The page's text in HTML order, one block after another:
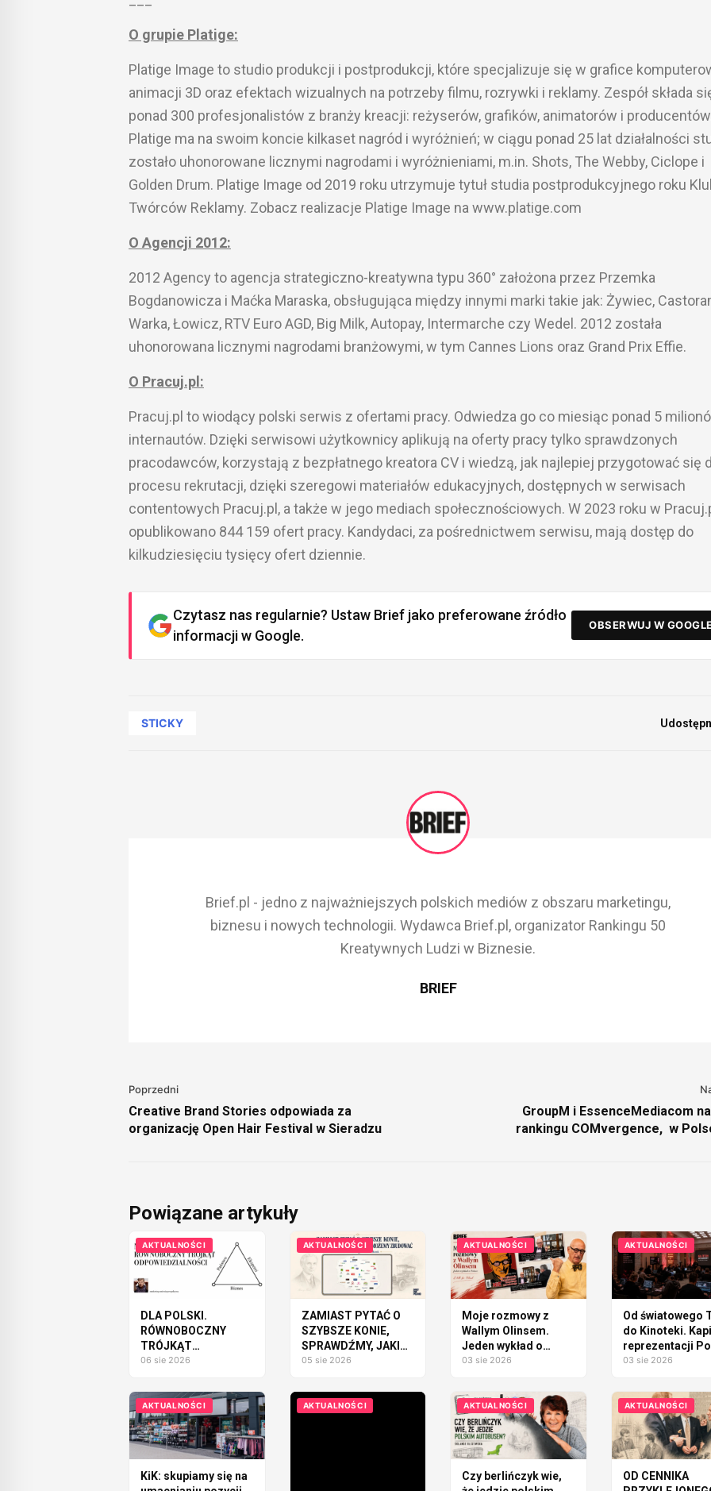
O grupie Platige:
Platige Image to studio produkcji i postprodukcji, które specjalizuje się w grafice
animacji 3D oraz efektach wizualnych na potrzeby filmu, rozrywki i reklamy. Zespół składa
ponad 300 profesjonalistów z branży kreacji: reżyserów, grafików, animatorów i
Platige ma na swoim koncie kilkaset nagród i wyróżnień; w ciągu ponad 25 lat działalności
zostało uhonorowane licznymi nagrodami i wyróżnieniami, m.in. Shots, The Webby, Ciclope i
Golden Drum. Platige Image od 2019 roku utrzymuje tytuł studia postprodukcyjnego roku
Twórców Reklamy. Zobacz realizacje Platige Image na www.platige.com
O Agencji 2012:
2012 Agency to agencja strategiczno-kreatywna typu 360° założona przez Przemka
Bogdanowicza i Maćka Maraska, obsługująca między innymi marki takie jak: Żywiec,
Warka, Łowicz, RTV Euro AGD, Big Milk, Autopay, Intermarche czy Wedel. 2012 została
uhonorowana licznymi nagrodami branżowymi, w tym Cannes Lions oraz Grand Prix Effie.
O Pracuj.pl:
Pracuj.pl to wiodący polski serwis z ofertami pracy. Odwiedza go co miesiąc ponad 5
internautów. Dzięki serwisowi użytkownicy aplikują na oferty pracy tylko sprawdzonych
pracodawców, korzystają z bezpłatnego kreatora CV i wiedzą, jak najlepiej przygotować się
procesu rekrutacji, dzięki szeregowi materiałów edukacyjnych, dostępnych w serwisach
contentowych Pracuj.pl, a także w jego mediach społecznościowych. W 2023 roku w
opublikowano 844 159 ofert pracy. Kandydaci, za pośrednictwem serwisu, mają dostęp do
kilkudziesięciu tysięcy ofert dziennie.
Czytasz nas regularnie? Ustaw Brief jako preferowane źródło
informacji w Google.
OBSERWUJ W
STICKY
Brief.pl - jedno z najważniejszych polskich mediów z obszaru marketingu,
biznesu i nowych technologii. Wydawca Brief.pl, organizator Rankingu 50
Kreatywnych Ludzi w Biznesie.
BRIEF
Poprzedni
Creative Brand Stories odpowiada za
organizację Open Hair Festival w Sieradzu
GroupM i EssenceMediacom
rankingu COMvergence, w
Powiązane artykuły
AKTUALNOŚCI
DLA POLSKI.
RÓWNOBOCZNY
TRÓJKĄT
ODPOWIEDZIALNOŚCI
06 sie 2026
AKTUALNOŚCI
ZAMIAST PYTAĆ O
SZYBSZE KONIE,
SPRAWDŹMY, JAKI
SAMOCHÓD
ZBUDOWAĆ
05 sie 2026
AKTUALNOŚCI
Moje rozmowy z
Wallym Olinsem.
Jeden wykład o
Polsce
03 sie 2026
AKTUALNOŚCI
Od światowego
do Kinoteki.
reprezentacji
tworzy WARSAW
03 sie 2026
AKTUALNOŚCI
KiK: skupiamy się na
AKTUALNOŚCI AKTUALNOŚCI
Czy berlińczyk wie,
AKTUALNOŚCI
OD CENNIKA